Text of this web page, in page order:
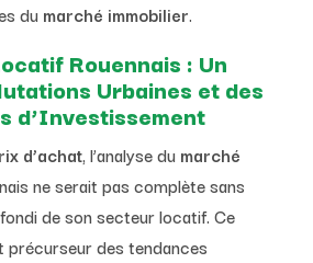
du marché immobilier.
Rouennais : Un
Urbaines et des
d’Investissement
d’achat, l’analyse du marché
ne serait pas complète sans
de son secteur locatif. Ce
précurseur des tendances